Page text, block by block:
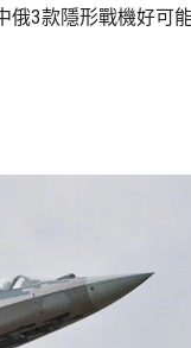
俄3款隱形戰機好可